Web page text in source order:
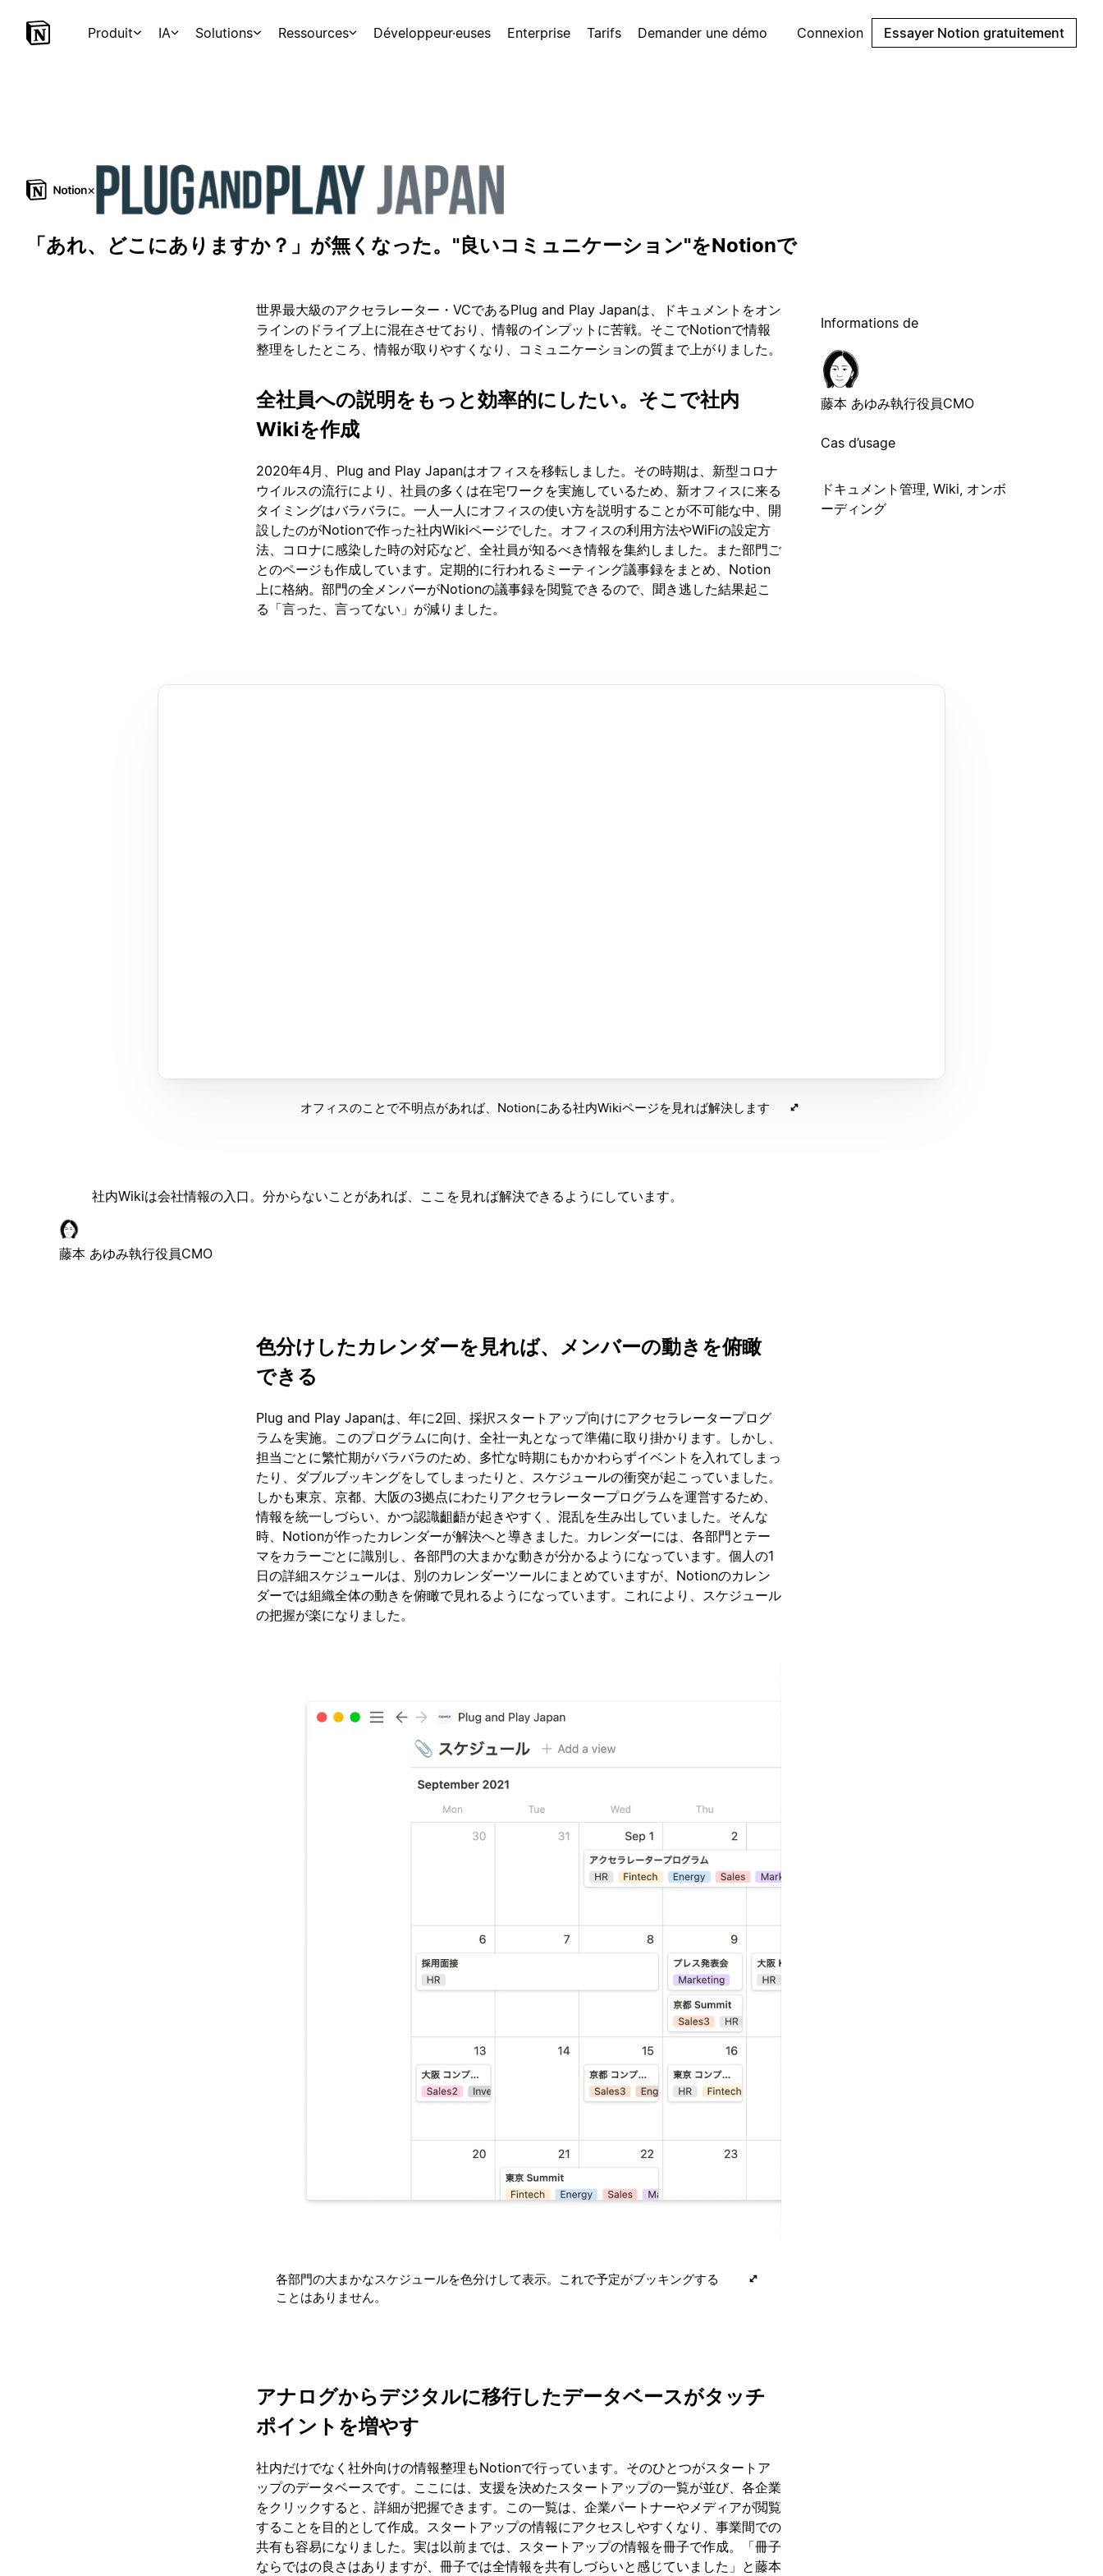
Produit IA Solutions Ressources Développeur·euses Enterprise Tarifs Demander une démo Connexion Essayer Notion gratuitement
×
「あれ、どこにありますか？」が無くなった。"良いコミュニケーション"をNotionで
世界最大級のアクセラレーター・VCであるPlug and Play Japanは、ドキュメントをオン
ラインのドライブ上に混在させており、情報のインプットに苦戦。そこでNotionで情報
整理をしたところ、情報が取りやすくなり、コミュニケーションの質まで上がりました。
全社員への説明をもっと効率的にしたい。そこで社内
Wikiを作成
2020年4月、Plug and Play Japanはオフィスを移転しました。その時期は、新型コロナ
ウイルスの流行により、社員の多くは在宅ワークを実施しているため、新オフィスに来る
タイミングはバラバラに。一人一人にオフィスの使い方を説明することが不可能な中、開
設したのがNotionで作った社内Wikiページでした。オフィスの利用方法やWiFiの設定方
法、コロナに感染した時の対応など、全社員が知るべき情報を集約しました。また部門ご
とのページも作成しています。定期的に行われるミーティング議事録をまとめ、Notion
上に格納。部門の全メンバーがNotionの議事録を閲覧できるので、聞き逃した結果起こ
る「言った、言ってない」が減りました。
Informations de
藤本 あゆみ執行役員CMO
Cas d’usage
ドキュメント管理, Wiki, オンボ
ーディング
オフィスのことで不明点があれば、Notionにある社内Wikiページを見れば解決します
社内Wikiは会社情報の入口。分からないことがあれば、ここを見れば解決できるようにしています。
藤本 あゆみ執行役員CMO
色分けしたカレンダーを見れば、メンバーの動きを俯瞰
できる
Plug and Play Japanは、年に2回、採択スタートアップ向けにアクセラレータープログ
ラムを実施。このプログラムに向け、全社一丸となって準備に取り掛かります。しかし、
担当ごとに繁忙期がバラバラのため、多忙な時期にもかかわらずイベントを入れてしまっ
たり、ダブルブッキングをしてしまったりと、スケジュールの衝突が起こっていました。
しかも東京、京都、大阪の3拠点にわたりアクセラレータープログラムを運営するため、
情報を統一しづらい、かつ認識齟齬が起きやすく、混乱を生み出していました。そんな
時、Notionが作ったカレンダーが解決へと導きました。カレンダーには、各部門とテー
マをカラーごとに識別し、各部門の大まかな動きが分かるようになっています。個人の1
日の詳細スケジュールは、別のカレンダーツールにまとめていますが、Notionのカレン
ダーでは組織全体の動きを俯瞰で見れるようになっています。これにより、スケジュール
の把握が楽になりました。
各部門の大まかなスケジュールを色分けして表示。これで予定がブッキングする
ことはありません。
アナログからデジタルに移行したデータベースがタッチ
ポイントを増やす
社内だけでなく社外向けの情報整理もNotionで行っています。そのひとつがスタートア
ップのデータベースです。ここには、支援を決めたスタートアップの一覧が並び、各企業
をクリックすると、詳細が把握できます。この一覧は、企業パートナーやメディアが閲覧
することを目的として作成。スタートアップの情報にアクセスしやすくなり、事業間での
共有も容易になりました。実は以前までは、スタートアップの情報を冊子で作成。「冊子
ならではの良さはありますが、冊子では全情報を共有しづらいと感じていました」と藤本